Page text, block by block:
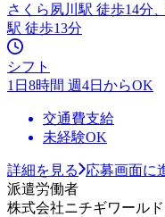
さくら夙川駅 徒歩14分
駅 徒歩13分
シフト
1日8時間 週4日からOK
交通費支給
未経験OK
詳細を見る
応募画面に
派遣労働者
株式会社ニチギワール